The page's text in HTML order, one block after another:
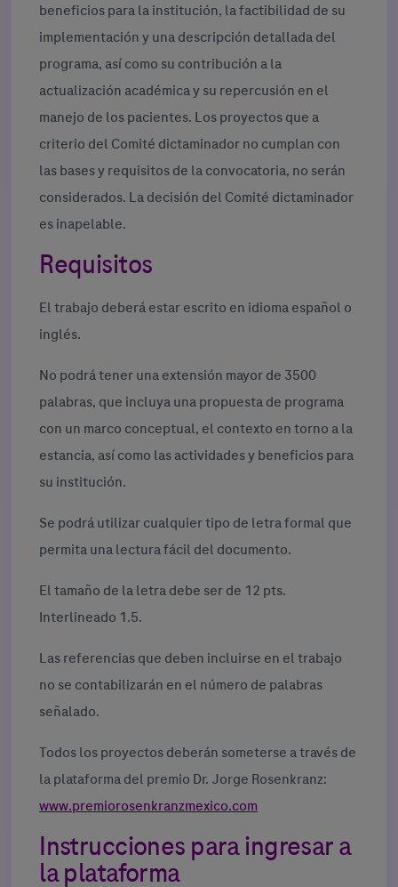
beneficios para la institución, la factibilidad de su
implementación y una descripción detallada del
programa, así como su contribución a la
actualización académica y su repercusión en el
manejo de los pacientes. Los proyectos que a
criterio del Comité dictaminador no cumplan con
las bases y requisitos de la convocatoria, no serán
considerados. La decisión del Comité dictaminador
es inapelable.
Requisitos
El trabajo deberá estar escrito en idioma español o
inglés.
No podrá tener una extensión mayor de 3500
palabras, que incluya una propuesta de programa
con un marco conceptual, el contexto en torno a la
estancia, así como las actividades y beneficios para
su institución.
Se podrá utilizar cualquier tipo de letra formal que
permita una lectura fácil del documento.
El tamaño de la letra debe ser de 12 pts.
Interlineado 1.5.
Las referencias que deben incluirse en el trabajo
no se contabilizarán en el número de palabras
señalado.
Todos los proyectos deberán someterse a través de
la plataforma del premio Dr. Jorge Rosenkranz:
www.premiorosenkranzmexico.com
Instrucciones para ingresar a
la plataforma